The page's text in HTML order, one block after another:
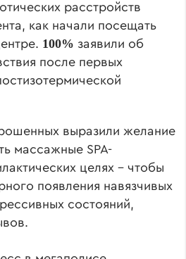
расстройств
как начали посещать
100% заявили об
после первых
выразили желание
массажные SPA-
целях – чтобы
появления навязчивых
состояний,